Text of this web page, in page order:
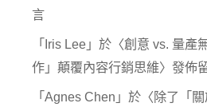
言
「 Iris Lee 」於〈創意 vs. 量產
作」顛覆內容行銷思維〉發佈
「 Agnes Chen 」於〈除了「